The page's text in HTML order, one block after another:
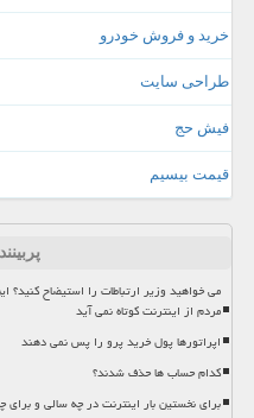
خرید و فروش خودرو
طراحی سایت
فیش حج
قیمت بیسیم
می خواهید وزیر ارتباطات را استیضاح کنید؟
مردم از اینترنت کوتاه نمی آید
اپراتورها پول خرید پرو را پس نمی دهند
کدام حساب ها حذف شدند؟
برای نخستین بار اینترنت در چه سالی و